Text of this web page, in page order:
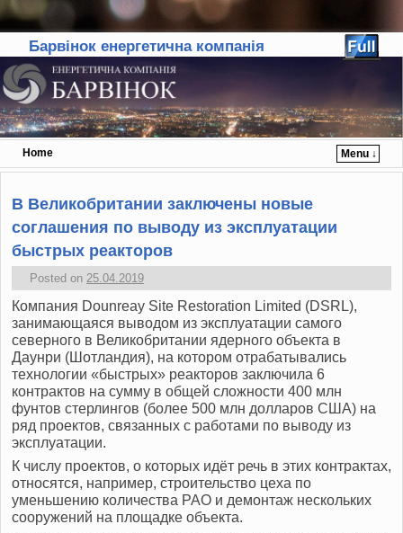
Барвінок енергетична компанія
Home
Menu ↓
Skip to primary content
Skip to secondary content
В Великобритании заключены новые
соглашения по выводу из эксплуатации
быстрых реакторов
Posted on 25.04.2019
Компания Dounreay Site Restoration Limited (DSRL),
занимающаяся выводом из эксплуатации самого
северного в Великобритании ядерного объекта в
Даунри (Шотландия), на котором отрабатывались
технологии «быстрых» реакторов заключила 6
контрактов на сумму в общей сложности 400 млн
фунтов стерлингов (более 500 млн долларов США) на
ряд проектов, связанных с работами по выводу из
эксплуатации.
К числу проектов, о которых идёт речь в этих контрактах,
относятся, например, строительство цеха по
уменьшению количества РАО и демонтаж нескольких
сооружений на площадке объекта.